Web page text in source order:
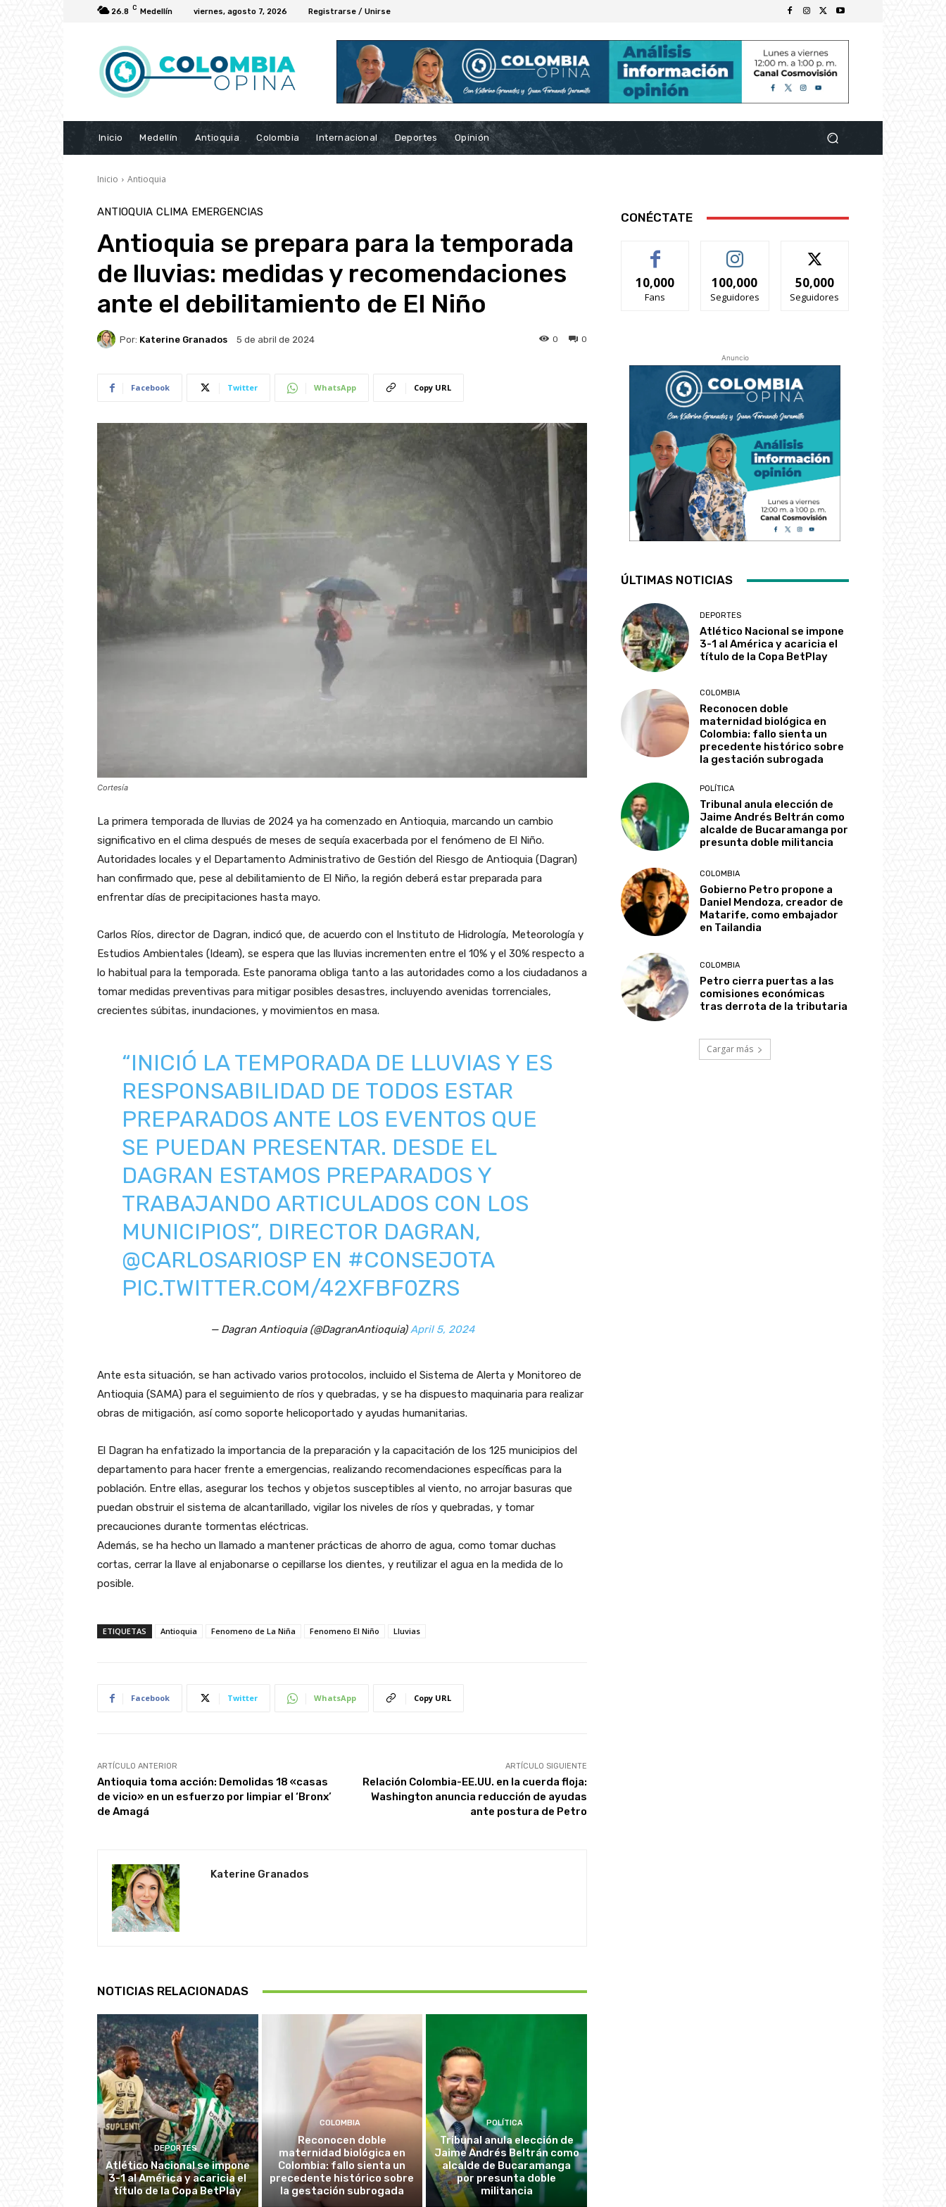
26.8 C Medellín viernes, agosto 7, 2026 Registrarse / Unirse
Inicio Medellín Antioquia Colombia Internacional Deportes Opinión
Inicio Antioquia
ANTIOQUIA CLIMA EMERGENCIAS
Antioquia se prepara para la temporada
de lluvias: medidas y recomendaciones
ante el debilitamiento de El Niño
Por: Katerine Granados 5 de abril de 2024 0
0
Facebook Twitter WhatsApp Copy URL
Cortesía
La primera temporada de lluvias de 2024 ya ha comenzado en Antioquia, marcando un cambio
significativo en el clima después de meses de sequía exacerbada por el fenómeno de El Niño.
Autoridades locales y el Departamento Administrativo de Gestión del Riesgo de Antioquia (Dagran)
han confirmado que, pese al debilitamiento de El Niño, la región deberá estar preparada para
enfrentar días de precipitaciones hasta mayo.
Carlos Ríos, director de Dagran, indicó que, de acuerdo con el Instituto de Hidrología, Meteorología y
Estudios Ambientales (Ideam), se espera que las lluvias incrementen entre el 10% y el 30% respecto a
lo habitual para la temporada. Este panorama obliga tanto a las autoridades como a los ciudadanos a
tomar medidas preventivas para mitigar posibles desastres, incluyendo avenidas torrenciales,
crecientes súbitas, inundaciones, y movimientos en masa.
“INICIÓ LA TEMPORADA DE LLUVIAS Y ES
RESPONSABILIDAD DE TODOS ESTAR
PREPARADOS ANTE LOS EVENTOS QUE
SE PUEDAN PRESENTAR. DESDE EL
DAGRAN ESTAMOS PREPARADOS Y
TRABAJANDO ARTICULADOS CON LOS
MUNICIPIOS”, DIRECTOR DAGRAN,
@CARLOSARIOSPEN #CONSEJOTA
PIC.TWITTER.COM/42XFBF0ZRS
— Dagran Antioquia (@DagranAntioquia)April 5, 2024
Ante esta situación, se han activado varios protocolos, incluido el Sistema de Alerta y Monitoreo de
Antioquia (SAMA) para el seguimiento de ríos y quebradas, y se ha dispuesto maquinaria para realizar
obras de mitigación, así como soporte helicoportado y ayudas humanitarias.
El Dagran ha enfatizado la importancia de la preparación y la capacitación de los 125 municipios del
departamento para hacer frente a emergencias, realizando recomendaciones específicas para la
población. Entre ellas, asegurar los techos y objetos susceptibles al viento, no arrojar basuras que
puedan obstruir el sistema de alcantarillado, vigilar los niveles de ríos y quebradas, y tomar
precauciones durante tormentas eléctricas.
Además, se ha hecho un llamado a mantener prácticas de ahorro de agua, como tomar duchas
cortas, cerrar la llave al enjabonarse o cepillarse los dientes, y reutilizar el agua en la medida de lo
posible.
ETIQUETAS Antioquia Fenomeno de La Niña Fenomeno El Niño Lluvias
Facebook Twitter WhatsApp Copy URL
ARTÍCULO ANTERIOR
Antioquia toma acción: Demolidas 18 «casas
de vicio» en un esfuerzo por limpiar el ‘Bronx’
de Amagá
ARTÍCULO SIGUIENTE
Relación Colombia-EE.UU. en la cuerda floja:
Washington anuncia reducción de ayudas
ante postura de Petro
Katerine Granados
NOTICIAS RELACIONADAS
DEPORTES
Atlético Nacional se impone
3-1 al América y acaricia el
título de la Copa BetPlay
COLOMBIA
Reconocen doble
maternidad biológica en
Colombia: fallo sienta un
precedente histórico sobre
la gestación subrogada
POLÍTICA
Tribunal anula elección de
Jaime Andrés Beltrán como
alcalde de Bucaramanga
por presunta doble
militancia
CONÉCTATE
10,000
Fans
100,000
Seguidores
50,000
Seguidores
Anuncio
ÚLTIMAS NOTICIAS
DEPORTES
Atlético Nacional se impone
3-1 al América y acaricia el
título de la Copa BetPlay
COLOMBIA
Reconocen doble
maternidad biológica en
Colombia: fallo sienta un
precedente histórico sobre
la gestación subrogada
POLÍTICA
Tribunal anula elección de
Jaime Andrés Beltrán como
alcalde de Bucaramanga por
presunta doble militancia
COLOMBIA
Gobierno Petro propone a
Daniel Mendoza, creador de
Matarife, como embajador
en Tailandia
COLOMBIA
Petro cierra puertas a las
comisiones económicas
tras derrota de la tributaria
Cargar más